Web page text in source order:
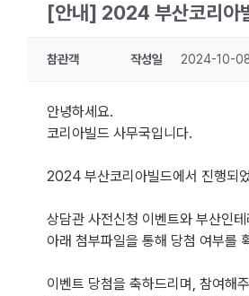
[안내] 2024 부산코리아
참관객 작성일 2024-10-
안녕하세요.
코리아빌드 사무국입니다.
2024 부산코리아빌드에서 진행되
상담관 사전신청 이벤트와 부산인
아래 첨부파일을 통해 당첨 여부를
이벤트 당첨을 축하드리며, 참여해